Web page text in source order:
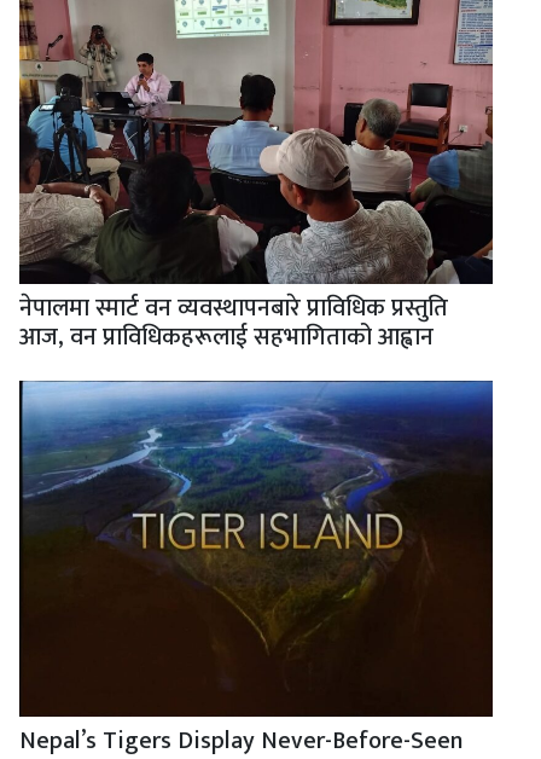
नेपालमा स्मार्ट वन व्यवस्थापनबारे प्राविधिक प्रस्तुति
आज, वन प्राविधिकहरूलाई सहभागिताको आह्वान
Nepal’s Tigers Display Never-Before-Seen